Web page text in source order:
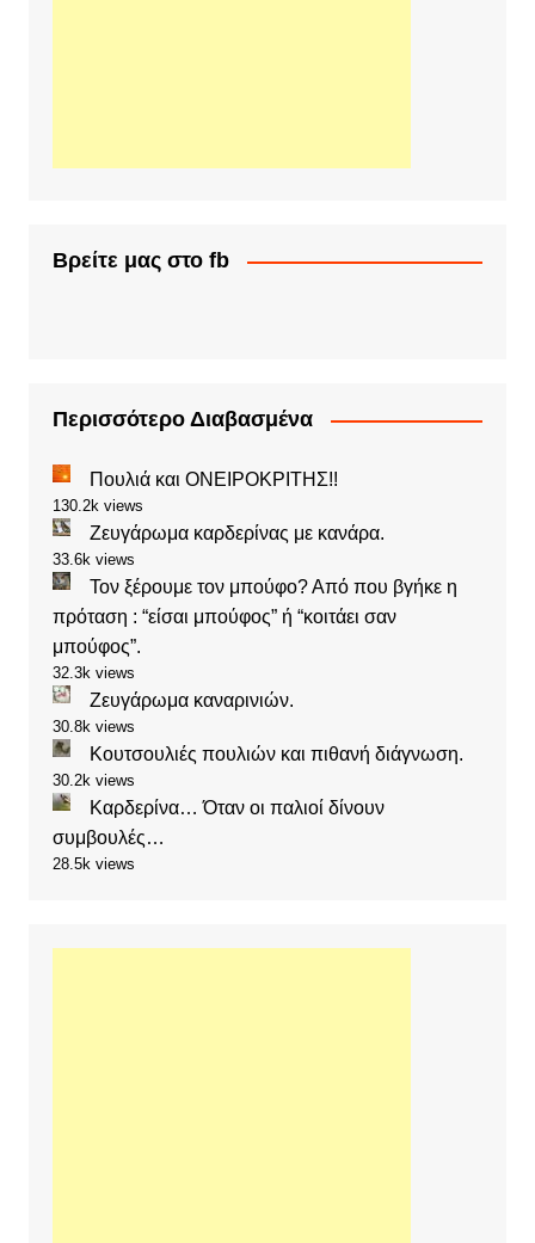
Βρείτε μας στο fb
Περισσότερο Διαβασμένα
Πουλιά και ΟΝΕΙΡΟΚΡΙΤΗΣ!!
130.2k views
Ζευγάρωμα καρδερίνας με κανάρα.
33.6k views
Τον ξέρουμε τον μπούφο? Από που βγήκε η
πρόταση : “είσαι μπούφος” ή “κοιτάει σαν
μπούφος”.
32.3k views
Ζευγάρωμα καναρινιών.
30.8k views
Κουτσουλιές πουλιών και πιθανή διάγνωση.
30.2k views
Καρδερίνα… Όταν οι παλιοί δίνουν
συμβουλές…
28.5k views